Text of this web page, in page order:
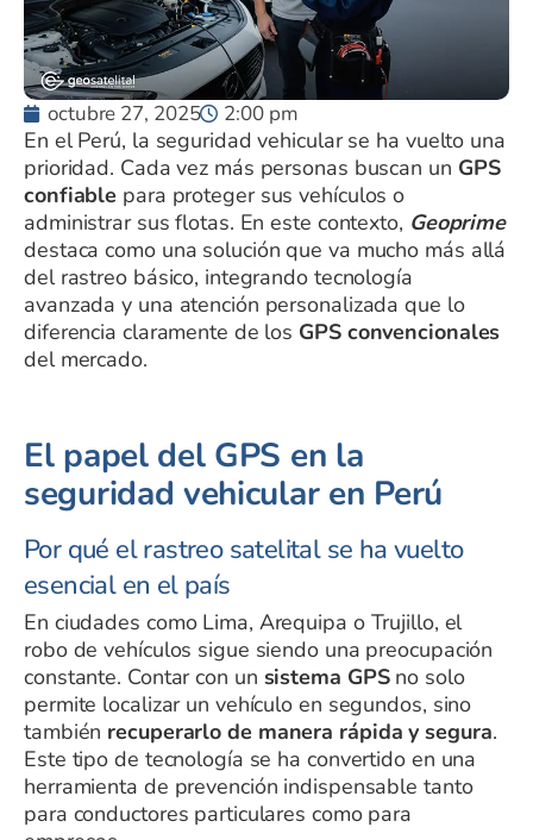
octubre 27, 2025 2:00 pm
En el Perú, la seguridad vehicular se ha vuelto una
prioridad. Cada vez más personas buscan un GPS
confiable para proteger sus vehículos o
administrar sus flotas. En este contexto, Geoprime
destaca como una solución que va mucho más allá
del rastreo básico, integrando tecnología
avanzada y una atención personalizada que lo
diferencia claramente de los GPS convencionales
del mercado.
El papel del GPS en la
seguridad vehicular en Perú
Por qué el rastreo satelital se ha vuelto
esencial en el país
En ciudades como Lima, Arequipa o Trujillo, el
robo de vehículos sigue siendo una preocupación
constante. Contar con un sistema GPSno solo
permite localizar un vehículo en segundos, sino
también recuperarlo de manera rápida y segura.
Este tipo de tecnología se ha convertido en una
herramienta de prevención indispensable tanto
para conductores particulares como para